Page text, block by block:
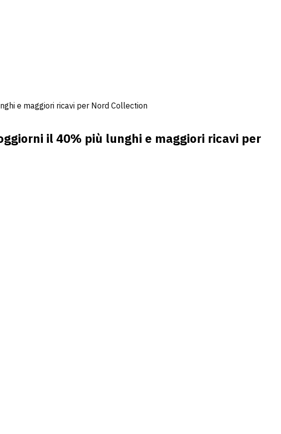
e maggiori ricavi per Nord Collection
il 40% più lunghi e maggiori ricavi per